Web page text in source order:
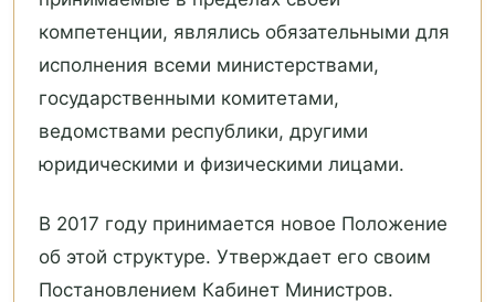
компетенции, являлись обязательными для
исполнения всеми министерствами,
государственными комитетами,
ведомствами республики, другими
юридическими и физическими лицами.
В 2017 году принимается новое Положение
об этой структуре. Утверждает его своим
Постановлением Кабинет Министров.